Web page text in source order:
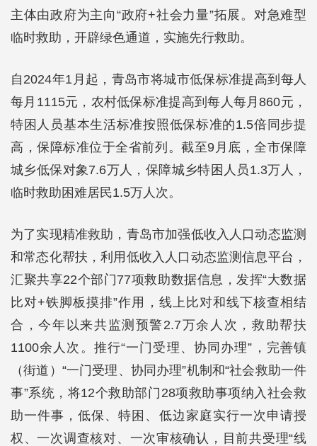
主体由政府为主向“政府+社会力量”拓展。对急难型
临时救助，开辟绿色通道，实施先行救助。
自2024年1月起，青岛市将城市低保标准提高到每人
每月1115元，农村低保标准提高到每人每月860元，
特困人员基本生活标准按照低保标准的1.5倍同步提
高，保障标准位于全省前列。截至9月底，全市保障
城乡低保对象7.6万人，保障城乡特困人员1.3万人，
临时救助困难居民1.5万人次。
为了实现精准救助，青岛市加强低收入人口动态监测
和常态化帮扶，利用低收入人口动态监测信息平台，
汇聚共享22个部门77项救助数据信息，发挥“大数据
比对+铁脚板摸排”作用，线上比对和线下核查相结
合，今年以来共监测预警2.7万余人次，救助帮扶
1100余人次。推行“一门受理、协同办理”，完善镇
（街道）“一门受理、协同办理”机制和“社会救助一件
事”系统，将12个救助部门28项救助事项纳入社会救
助一件事，低保、特困、低边家庭实行一次申请授
权、一次调查核对、一次审核确认，目前共受理“线